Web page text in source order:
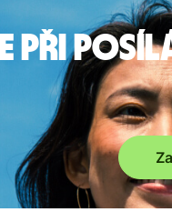
při